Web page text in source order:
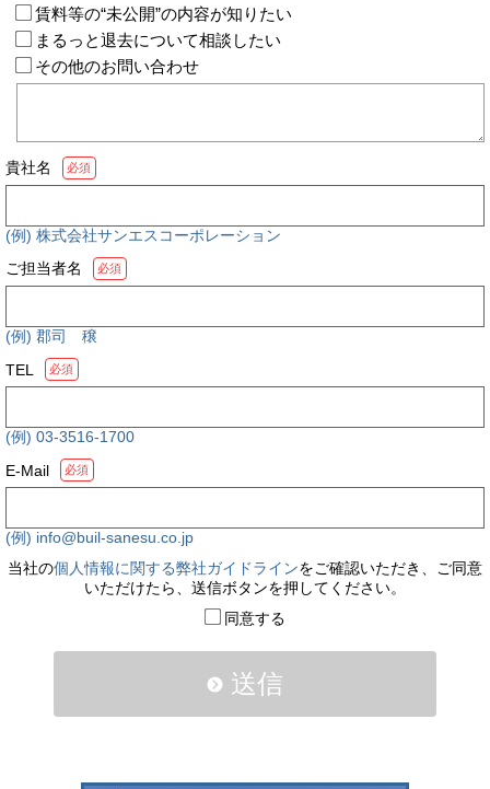
賃料等の“未公開”の内容が知りたい
まるっと退去について相談したい
その他のお問い合わせ
貴社名 必須
(例) 株式会社サンエスコーポレーション
ご担当者名
必須
(例) 郡司 穣
TEL
必須
(例) 03-3516-1700
E-Mail
必須
(例) info@buil-sanesu.co.jp
当社の個人情報に関する弊社ガイドラインをご確認いただき、ご同意
いただけたら、送信ボタンを押してください。
同意する
送信